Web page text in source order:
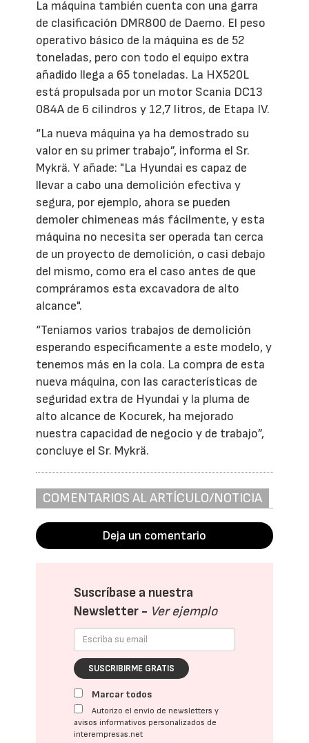
La máquina también cuenta con una garra
de clasificación DMR800 de Daemo. El peso
operativo básico de la máquina es de 52
toneladas, pero con todo el equipo extra
añadido llega a 65 toneladas. La HX520L
está propulsada por un motor Scania DC13
084A de 6 cilindros y 12,7 litros, de Etapa IV.
“La nueva máquina ya ha demostrado su
valor en su primer trabajo”, informa el Sr.
Mykrä. Y añade: "La Hyundai es capaz de
llevar a cabo una demolición efectiva y
segura, por ejemplo, ahora se pueden
demoler chimeneas más fácilmente, y esta
máquina no necesita ser operada tan cerca
de un proyecto de demolición, o casi debajo
del mismo, como era el caso antes de que
compráramos esta excavadora de alto
alcance".
“Teníamos varios trabajos de demolición
esperando específicamente a este modelo, y
tenemos más en la cola. La compra de esta
nueva máquina, con las características de
seguridad extra de Hyundai y la pluma de
alto alcance de Kocurek, ha mejorado
nuestra capacidad de negocio y de trabajo”,
concluye el Sr. Mykrä.
COMENTARIOS AL ARTÍCULO/NOTICIA
Deja un comentario
Suscríbase a nuestra
Newsletter - Ver ejemplo
SUSCRIBIRME GRATIS
Marcar todos
Autorizo el envío de newsletters y
avisos informativos personalizados de
interempresas.net